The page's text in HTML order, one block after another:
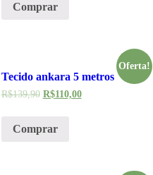
Comprar
Oferta!
Tecido ankara 5 metros
R$139,90 R$110,00
Comprar